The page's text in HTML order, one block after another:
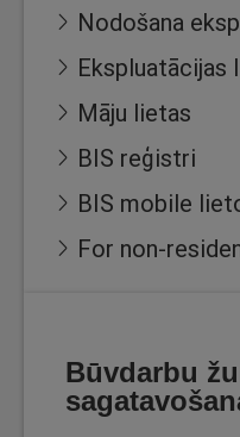
Nodošana
Ekspluatācijas
Māju lietas
BIS reģistri
BIS mobile
For non-
Būvdarbu